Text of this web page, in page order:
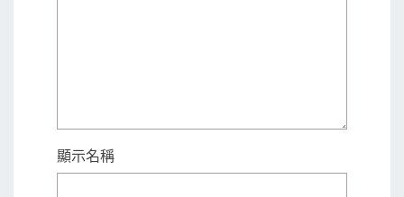
顯示名稱